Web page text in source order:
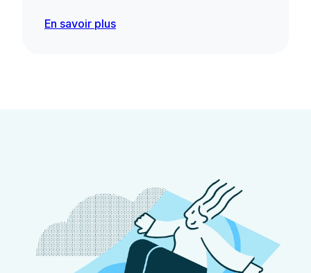
En savoir plus